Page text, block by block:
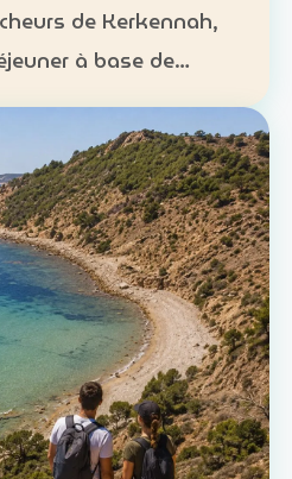
de Kerkennah,
à base de
de pêche
: la c…